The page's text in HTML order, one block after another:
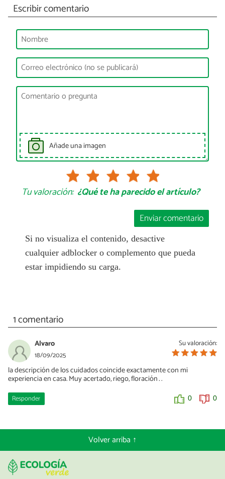
Escribir comentario
Añade una imagen
Tu valoración: ¿Qué te ha parecido el artículo?
Enviar comentario
Si no visualiza el contenido, desactive
cualquier adblocker o complemento que pueda
estar impidiendo su carga.
1 comentario
Su valoración:
Alvaro
18/09/2025
la descripción de los cuidados coincide exactamente con mi
experiencia en casa. Muy acertado, riego, floración….
Responder 0 0
Volver arriba ↑